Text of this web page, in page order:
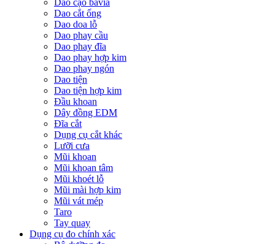
Dao cạo bavia
Dao cắt ống
Dao doa lỗ
Dao phay cầu
Dao phay đĩa
Dao phay hợp kim
Dao phay ngón
Dao tiện
Dao tiện hợp kim
Đầu khoan
Dây đồng EDM
Đĩa cắt
Dụng cụ cắt khác
Lưỡi cưa
Mũi khoan
Mũi khoan tâm
Mũi khoét lỗ
Mũi mài hợp kim
Mũi vát mép
Taro
Tay quay
Dụng cụ đo chính xác